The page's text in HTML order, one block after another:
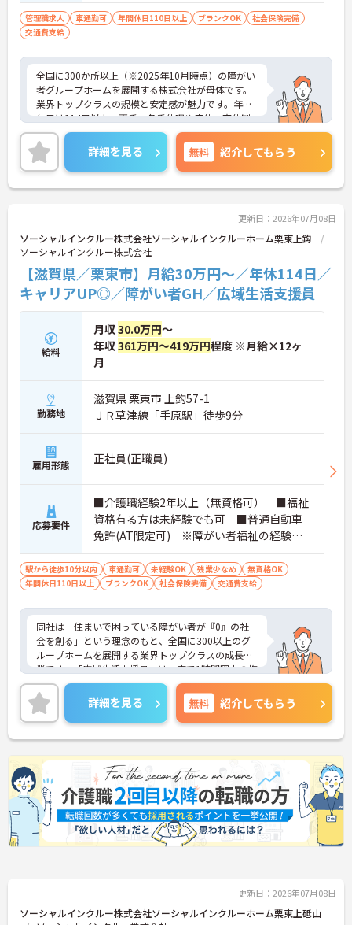
いた方歓迎
管理職求人 車通勤可 年間休日110日以上 ブランクOK
社会保険完備
交通費支給
全国に300か所以上（※2025年10月時点）の障がい
者グループホームを展開する株式会社が母体です。
業界トップクラスの規模と安定感が魅力です。年間
休日は114日以上、夏季・冬季休暇や産休・育休制
度もしっかり整っており、プライベートとの両立も
可能。これまでのご経験を活かし、新しいキャリア
を築きたい方、ぜひご応募ください。20代から60代
まで、幅広い年代の方が活躍できる職場です。ご興
味のある方は詳細等をお伝えしますので、お気軽に
詳細を見る 無料 紹介してもらう
更新日：2026年07月08日
ソーシャルインクルー株式会社ソーシャルインクルーホーム栗東上鈎
ソーシャルインクルー株式会社
【滋賀県／栗東市】月給30万円～／年休114日／
キャリアUP◎／障がい者GH／広域生活支援員
給料
月収30.0万円～
年収361万円～419万円程度 ※月給×12ヶ
月
勤務地
滋賀県 栗東市 上鈎57-1
ＪＲ草津線「手原駅」徒歩9分
雇用形態 正社員(正職員)
応募要件
■介護職経験2年以上（無資格可） ■福祉
資格有る方は未経験でも可 ■普通自動車
免許(AT限定可) ※障がい者福祉の経験は
不問です。※実務経験2年以上の方、障がい
者福祉に関する経験をお持ちの方大歓迎
駅から徒歩10分以内 車通勤可 未経験OK 残業少なめ
無資格OK
年間休日110日以上
ブランクOK 社会保険完備 交通費支給
同社は「住まいで困っている障がい者が『0』の社
会を創る」という理念のもと、全国に300以上のグ
ループホームを展開する業界トップクラスの成長企
業です。「広域生活支援員」は、車で1時間圏内の複
数施設を横断的に担当し、現場支援とパートスタッ
フのサポートを行うハイクラスなポジションです。
最新設備とバリアフリーが完備され、スタッフの身
体的負担が少なく、広域手当5万円が付与されるこ
とで高い給与水準を実現しています。年間休日114
日の確保や、献立・レシピの完全標準化による業務
効率化など、ワークライフバランスを保ちながら定
年70歳まで長期的に活躍できる制度が盤石に整って
います。複数施設を経験することで培われるマネジ
メント視点は、将来的なエリアマネージャーへのキ
ャリアアップにも直結しており、最新の環境で専門
性を発揮したいプロフェッショナルの方にお勧めで
・広域支援員として複数のホームを巡るため、各ホ
ームのパートスタッフの教育やサポートにも携わる
詳細を見る 無料 紹介してもらう
更新日：2026年07月08日
ソーシャルインクルー株式会社ソーシャルインクルーホーム栗東上砥山